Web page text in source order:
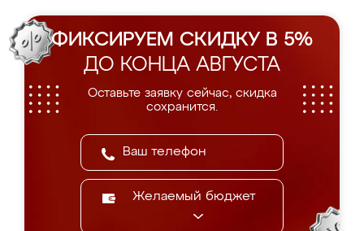
ФИКСИРУЕМ СКИДКУ В 5%
ДО КОНЦА АВГУСТА
Оставьте заявку сейчас, скидка
сохранится.
Желаемый бюджет